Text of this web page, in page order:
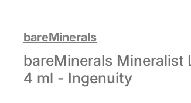
bareMinerals
bareMinerals Mineralist
4 ml - Ingenuity